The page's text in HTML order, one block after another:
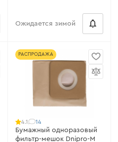
Ожидается зимой
РАСПРОДАЖА
4.1 14
Бумажный одноразовый
фильтр-мешок Dnipro-M